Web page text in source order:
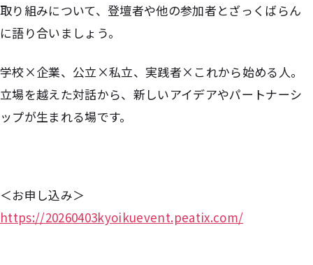
取り組みについて、登壇者や他の参加者とざっくばらん
に語り合いましょう。
学校×企業、公立×私立、実践者×これから始める人。
立場を越えた対話から、新しいアイデアやパートナーシ
ップが生まれる場です。
＜お申し込み＞
https://20260403kyoikuevent.peatix.com/